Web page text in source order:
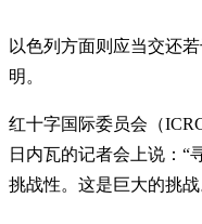
以色列方面则应当交还
明。
红十字国际委员会（
日内瓦的记者会上说：“
挑战性。这是巨大的挑战